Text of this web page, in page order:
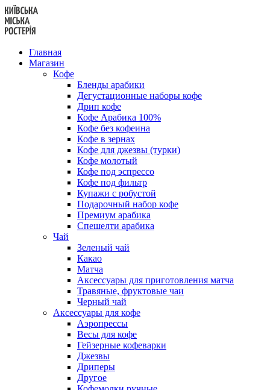
Перейти
к
содержанию
Главная
Магазин
Кофе
Бленды арабики
Дегустационные наборы кофе
Дрип кофе
Кофе Арабика 100%
Кофе без кофеина
Кофе в зернах
Кофе для джезвы (турки)
Кофе молотый
Кофе под эспрессо
Кофе под фильтр
Купажи с робустой
Подарочный набор кофе
Премиум арабика
Спешелти арабика
Чай
Зеленый чай
Какао
Матча
Аксессуары для приготовления матча
Травяные, фруктовые чаи
Черный чай
Аксессуары для кофе
Аэропрессы
Весы для кофе
Гейзерные кофеварки
Джезвы
Дриперы
Другое